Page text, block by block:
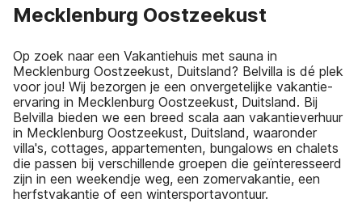
Mecklenburg Oostzeekust
Op zoek naar een Vakantiehuis met sauna in
Mecklenburg Oostzeekust, Duitsland? Belvilla is dé plek
voor jou! Wij bezorgen je een onvergetelijke vakantie-
ervaring in Mecklenburg Oostzeekust, Duitsland. Bij
Belvilla bieden we een breed scala aan vakantieverhuur
in Mecklenburg Oostzeekust, Duitsland, waaronder
villa's, cottages, appartementen, bungalows en chalets
die passen bij verschillende groepen die geïnteresseerd
zijn in een weekendje weg, een zomervakantie, een
herfstvakantie of een wintersportavontuur.